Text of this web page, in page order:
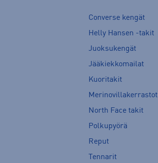
Converse kengät
Helly Hansen -takit
Juoksukengät
Jääkiekkomailat
Kuoritakit
Merinovillakerrastot
North Face takit
Polkupyörä
Reput
Tennarit